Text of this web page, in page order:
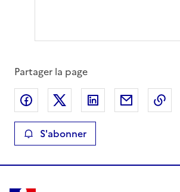
Partager la page
Partager sur Facebook
Partager sur XPartager sur
S'abonner